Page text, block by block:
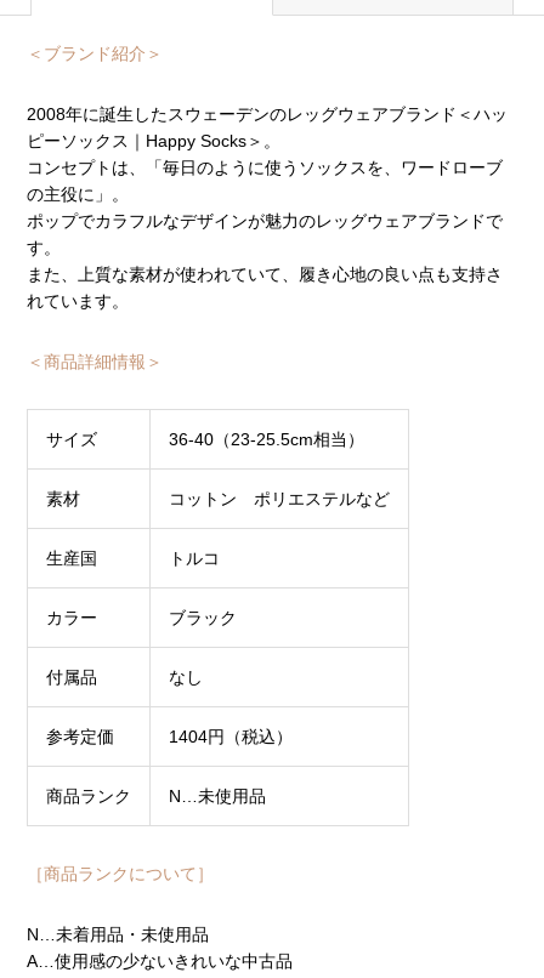
＜ブランド紹介＞
2008年に誕生したスウェーデンのレッグウェアブランド＜ハッ
ピーソックス｜Happy Socks＞。
コンセプトは、「毎日のように使うソックスを、ワードローブ
の主役に」。
ポップでカラフルなデザインが魅力のレッグウェアブランドで
す。
また、上質な素材が使われていて、履き心地の良い点も支持さ
れています。
＜商品詳細情報＞
サイズ 36-40（23-25.5cm相当）
素材 コットン ポリエステルなど
生産国 トルコ
カラー ブラック
付属品 なし
参考定価 1404円（税込）
商品ランク N…未使用品
［商品ランクについて］
N…未着用品・未使用品
A…使用感の少ないきれいな中古品